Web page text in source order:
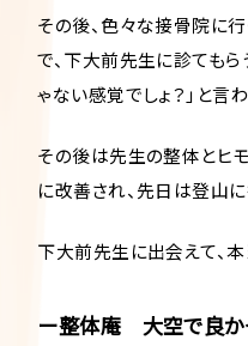
その後、色々な接骨院に
で、下大前先生に診てもら
ゃない感覚でしょ？」と言
その後は先生の整体とヒ
に改善され、先日は登山に
下大前先生に出会えて、本
ー整体庵 大空で良か